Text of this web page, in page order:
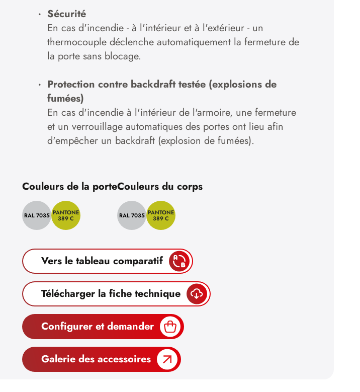
Sécurité
En cas d'incendie - à l'intérieur et à l'extérieur - un
thermocouple déclenche automatiquement la fermeture de
la porte sans blocage.
Protection contre backdraft testée (explosions de
fumées)
En cas d'incendie à l'intérieur de l'armoire, une fermeture
et un verrouillage automatiques des portes ont lieu afin
d'empêcher un backdraft (explosion de fumées).
Couleurs de la porte
RAL 7035 PANTONE
389 C
Couleurs du corps
RAL 7035 PANTONE
389 C
Vers le tableau comparatif
Télécharger la fiche technique
Configurer et demander
Galerie des accessoires